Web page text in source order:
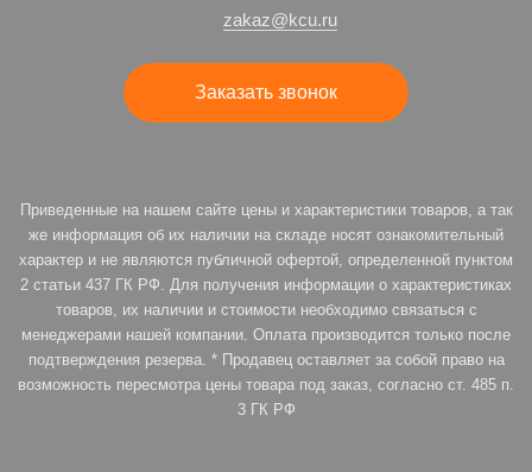
zakaz@kcu.ru
Заказать звонок
Приведенные на нашем сайте цены и характеристики товаров, а так
же информация об их наличии на складе носят ознакомительный
характер и не являются публичной офертой, определенной пунктом
2 статьи 437 ГК РФ. Для получения информации о характеристиках
товаров, их наличии и стоимости необходимо связаться с
менеджерами нашей компании. Оплата производится только после
подтверждения резерва. * Продавец оставляет за собой право на
возможность пересмотра цены товара под заказ, согласно ст. 485 п.
3 ГК РФ